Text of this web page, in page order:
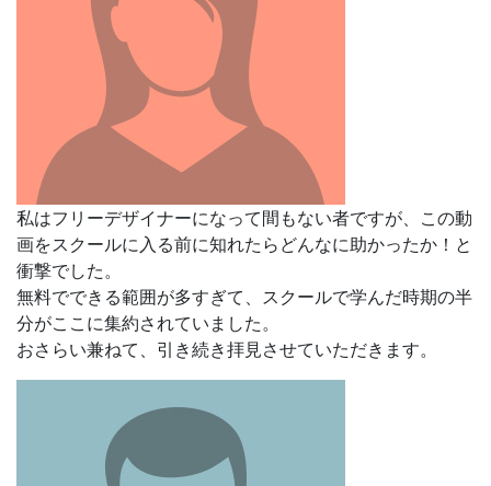
私はフリーデザイナーになって間もない者ですが、 この動
画をスクールに入る前に知れたらどんなに助かったか！と
衝撃でした。
無料でできる範囲が多すぎて、 スクールで学んだ時期の半
分がここに集約されていました。
おさらい兼ねて、引き続き拝見させていただきます。